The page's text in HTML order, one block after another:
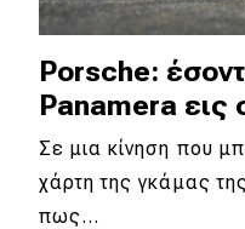
Επικαιρότητα
Νέα μοντέλα
Πρωτότυπα
Ελλάδα
Κόσμος
Porsche:
Panamera εις
Σε μια κίνηση που
χάρτη της γκάμας
πως…